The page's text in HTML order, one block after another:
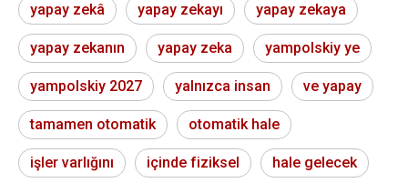
yapay zekâ yapay zekayı yapay zekaya
yapay zekanın yapay zeka yampolskiy ye
yampolskiy 2027 yalnızca insan ve yapay
tamamen otomatik otomatik hale
işler varlığını içinde fiziksel hale gelecek